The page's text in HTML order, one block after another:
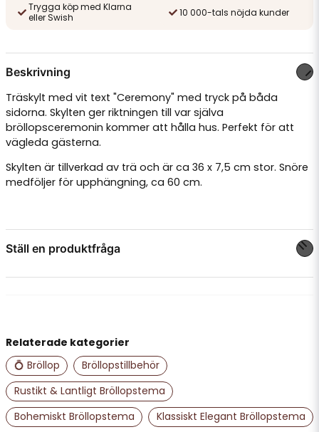
Trygga köp med Klarna
eller Swish
10 000-tals nöjda kunder
Beskrivning
Träskylt med vit text "Ceremony" med tryck på båda
sidorna. Skylten ger riktningen till var själva
bröllopsceremonin kommer att hålla hus. Perfekt för att
vägleda gästerna.
Skylten är tillverkad av trä och är ca 36 x 7,5 cm stor. Snöre
medföljer för upphängning, ca 60 cm.
Ställ en produktfråga
name
Namn
email
Mejladress
Relaterade kategorier
💍 Bröllop
Bröllopstillbehör
Rustikt & Lantligt Bröllopstema
Bohemiskt Bröllopstema
Klassiskt Elegant Bröllopstema